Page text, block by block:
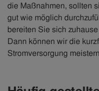
die Maßnahmen, sollten
gut wie möglich
bereiten Sie sich
Dann können wir die
Stromversorgung